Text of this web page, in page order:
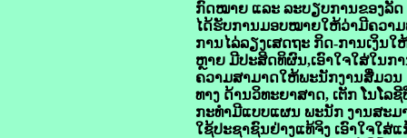
ກົດໝາຍ ແລະ ລະບຽບການຂອງລັດ
ໄດ້ຮັບການມອບໝາຍໃຫ້ວ່າມີຄວາມ
ການໄລ່ລຽງເສດຖະ ກິດ-ການເງິນ
ຫຼາຍ ມີປະສິດທິຜົນ,ເອົາໃຈໃສ່ໃນກ
ຄວາມສາມາດໃຫ້ພະນັກງານສື່ມວ
ທາງ ດ້ານວິທະຍາສາດ, ເຕັກ ໂນໂ
ກະທຳມີແບບແຜນ ພະນັກ ງານສະມ
ໃຊ້ປະຊາຊົນຢ່າງແທ້ຈິງ ເອົາໃຈໃສ່